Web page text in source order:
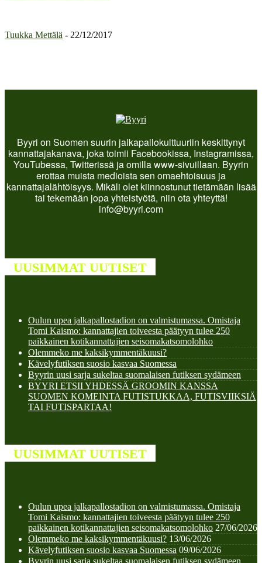
Tuukka Mettälä - 22/12/2017
Byyri on Suomen suurin jalkapallokulttuuriin keskittynyt
kannattajakanava, joka toimii Facebookissa, Instagramissa,
YouTubessa, Twitterissä ja omilla www-sivuillaan. Byyrin
erottaa muista medioista sen omaehtoisuus ja
kannattajalähtöisyys. Mikäli olet kiinnostunut tietämään lisää
tai tekemään jopa yhteistyötä, niin ota yhteyttä!
info@byyri.com
UUSIMMAT UUTISET
Oulun upea jalkapallostadion on valmistumassa. Omistaja
Tomi Kaismo: kannattajien toiveesta päätyyn tulee 250
paikkainen kotikannattajien seisomakatsomolohko
Olemmeko me kaksikymmentäkuusi?
Kävelyfutiksen suosio kasvaa Suomessa
Byyrin uusi sarja sukeltaa suomalaisen futiksen sydämeen
BYYRI ETSII YHDESSÄ GROOMIN KANSSA
SUOMEN KOMEINTA FUTISTUKKAA, FUTISVIIKSIÄ
TAI FUTISPARTAA!
UUSIMMAT UUTISET
Oulun upea jalkapallostadion on valmistumassa. Omistaja
Tomi Kaismo: kannattajien toiveesta päätyyn tulee 250
paikkainen kotikannattajien seisomakatsomolohko 27/06/2026
Olemmeko me kaksikymmentäkuusi? 13/06/2026
Kävelyfutiksen suosio kasvaa Suomessa 09/06/2026
Byyrin uusi sarja sukeltaa suomalaisen futiksen sydämeen